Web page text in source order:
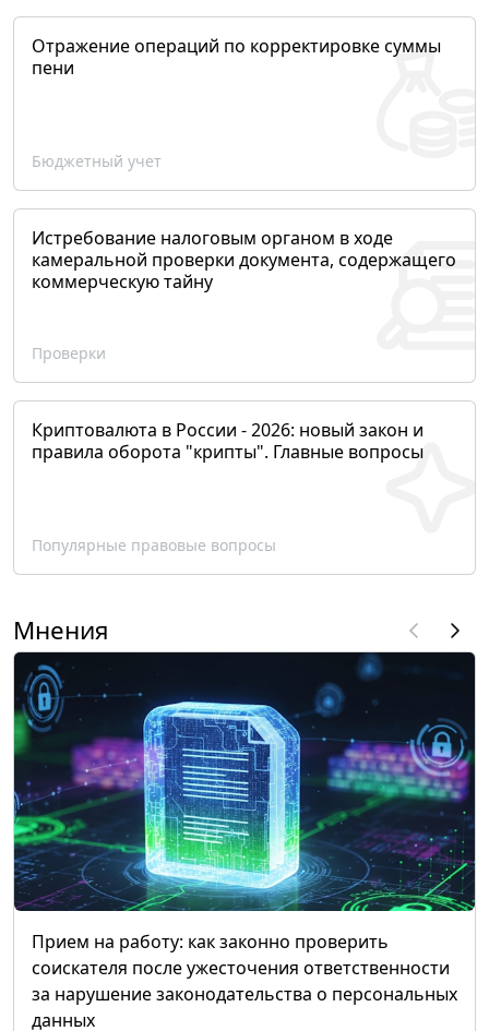
Отражение операций по корректировке суммы
пени
Бюджетный учет
Истребование налоговым органом в ходе
камеральной проверки документа, содержащего
коммерческую тайну
Проверки
Криптовалюта в России - 2026: новый закон и
правила оборота "крипты". Главные вопросы
Популярные правовые вопросы
Мнения
Прием на работу: как законно проверить
соискателя после ужесточения ответственности
за нарушение законодательства о персональных
данных